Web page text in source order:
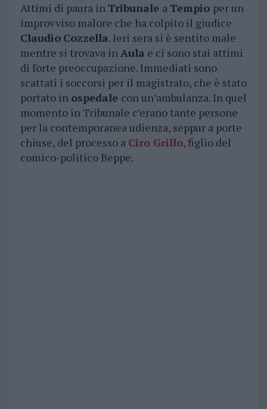
Attimi di paura inTribunale aTempio per un
improvviso malore che ha colpito il giudice
Claudio Cozzella. Ieri sera si è sentito male
mentre si trovava inAula e ci sono stai attimi
di forte preoccupazione. Immediati sono
scattati i soccorsi per il magistrato, che è stato
portato in ospedale con un’ambulanza. In quel
momento in Tribunale c’erano tante persone
per la contemporanea udienza, seppur a porte
chiuse, del processo a Ciro Grillo, figlio del
comico-politico Beppe.